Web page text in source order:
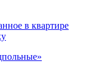
в квартире